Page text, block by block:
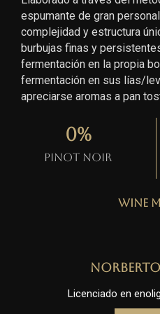
espumante de gran
complejidad y estructura
burbujas finas y
fermentación en la propia
fermentación en sus lías/
apreciarse aromas a pan
Pinot Noir
0%
Wine
Licenciado en